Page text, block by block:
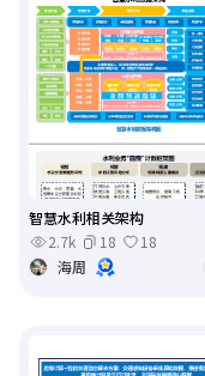
智慧水利相关架构
2.7k
18
18
海周